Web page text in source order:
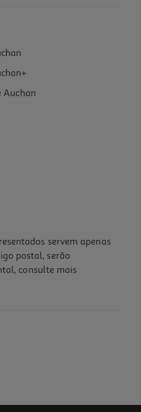
Auchan
servem apenas
postal, serão
consulte mais